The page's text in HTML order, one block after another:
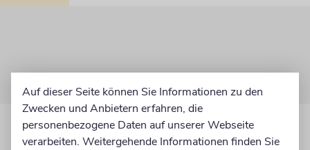
Auf dieser Seite können Sie Informationen zu den
Zwecken und Anbietern erfahren, die
personenbezogene Daten auf unserer Webseite
verarbeiten. Weitergehende Informationen finden Sie